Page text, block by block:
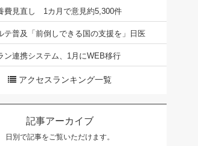
費見直し 1カ月で意見約5,300件
テ普及「前倒しできる国の支援を」日医
ン連携システム、1月にWEB移行
アクセスランキング一覧
記事アーカイブ
日別で記事をご覧いただけます。